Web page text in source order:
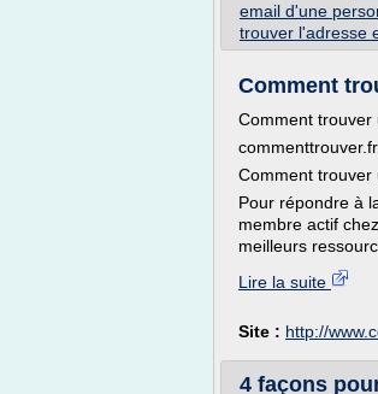
email d'une
trouver l'adresse
Comment
Comment trouver
Comment trouver
Pour répondre à
membre actif
meilleurs
Lire la suite
Site : http://
4 façons